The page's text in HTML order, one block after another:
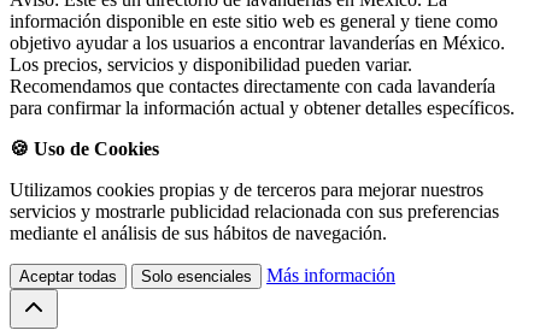
información disponible en este sitio web es general y tiene como
objetivo ayudar a los usuarios a encontrar lavanderías en México.
Los precios, servicios y disponibilidad pueden variar.
Recomendamos que contactes directamente con cada lavandería
para confirmar la información actual y obtener detalles específicos.
🍪 Uso de Cookies
Utilizamos cookies propias y de terceros para mejorar nuestros
servicios y mostrarle publicidad relacionada con sus preferencias
mediante el análisis de sus hábitos de navegación.
Aceptar todas Solo esenciales Más información